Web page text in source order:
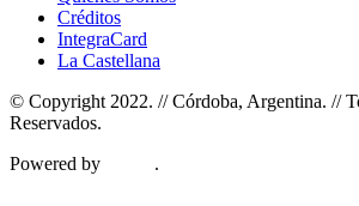
Créditos
IntegraCard
La Castellana
© Copyright 2022. // Córdoba, Argentina. //
Reservados.
Powered by
.